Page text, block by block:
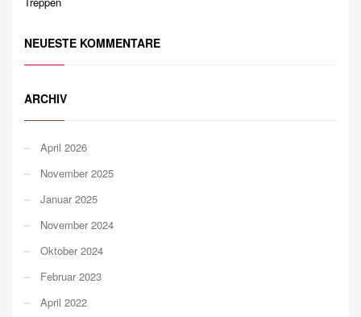
NEUESTE KOMMENTARE
ARCHIV
April 2026
November 2025
Januar 2025
November 2024
Oktober 2024
Februar 2023
April 2022